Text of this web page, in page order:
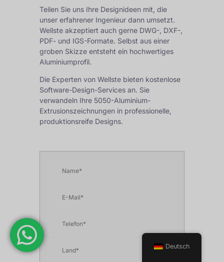
Teilen Sie uns Ihre Designideen mit, die
unser erfahrener Ingenieur dann umsetzt.
Wellste akzeptiert auch gerne DWG-, DXF-,
PDF- und IGS-Formate. Selbst aus einer
groben Skizze entsteht ein hochwertiges
Aluminiumprofil.
Die Experten von Wellste bieten kostenlose
Software-Design-Services an. Sie
verwandeln Ihre 5050-Aluminium-
Extrusionszeichnungen in professionelle,
produktionsreife Designs.
Deutsch